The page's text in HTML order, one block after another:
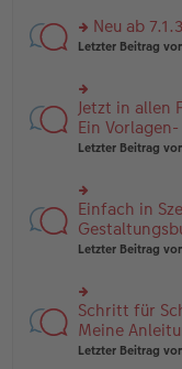
B
ei
tr
g
g
el
es
n
er
B
ei
tr
g
rs
u
n
g
el
n
er
B
ei
g
Neu ab
Letzter Beitrag
rs
te
r
u
g
el
es
e
n
B
ei
tr
a
g
Jetzt in allen
Ein
Letzter Beitrag
rs
te
r
u
g
el
es
e
n
Einfach in
Letzter Beitrag
rs
te
r
u
Schritt für
Meine
Letzter Beitrag